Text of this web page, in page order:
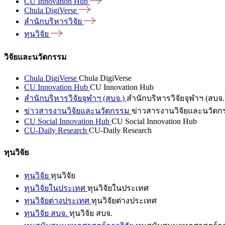
Chula DigiVerse
สำนักบริหารวิจัย
ทุนวิจัย
วิจัยและนวัตกรรม
Chula DigiVerse Chula DigiVerse
CU Innovation Hub CU Innovation Hub
สำนักบริหารวิจัยจุฬาฯ (สบจ.) สำนักบริหารวิจัยจุฬาฯ (สบจ
ข่าวสารงานวิจัยและนวัตกรรม ข่าวสารงานวิจัยและนวัตก
CU Social Innovation Hub CU Social Innovation Hub
CU-Daily Research CU-Daily Research
ทุนวิจัย
ทุนวิจัย ทุนวิจัย
ทุนวิจัยในประเทศ ทุนวิจัยในประเทศ
ทุนวิจัยต่างประเทศ ทุนวิจัยต่างประเทศ
ทุนวิจัย สบจ. ทุนวิจัย สบจ.